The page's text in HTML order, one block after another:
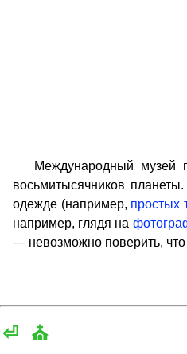
Международный музей
восьмитысячников
одежде (например, простых
например, глядя на
— невозможно поверить, что
⏎ ⛪